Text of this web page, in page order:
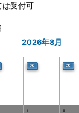
は受付可
2026年8月
水 木
5 6